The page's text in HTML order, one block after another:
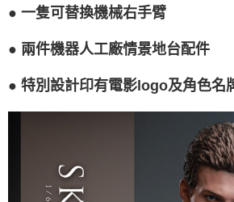
● 一隻可替換機械右手臂
● 兩件機器人工廠情景地台配件
● 特別設計印有電影logo及角色名